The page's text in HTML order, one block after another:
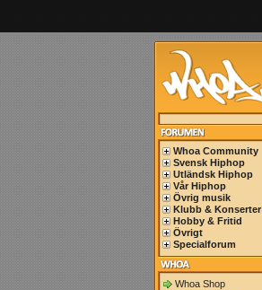
Whoa Community
Svensk Hiphop
Utländsk Hiphop
Vår Hiphop
Övrig musik
Klubb & Konserter
Hobby & Fritid
Övrigt
Specialforum
Whoa Shop